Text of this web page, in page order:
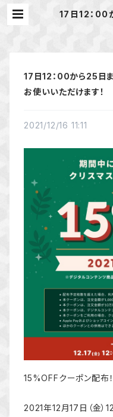
17日12：00
17日12：00から25日
お使いいただけます！
2021/12/16 11:11
15%OFFクーポン配布
2021年12月17日（金）